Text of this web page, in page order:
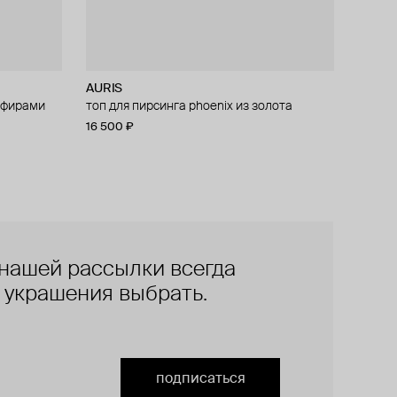
AURIS
топ для пирсинга phoenix из золота
16 500 ₽
из
рассылки всегда
украшения выбрать.
подписаться